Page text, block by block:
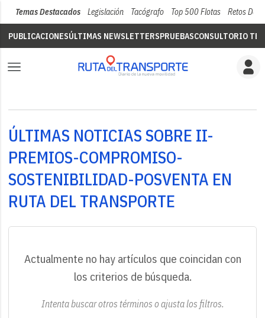
Temas Destacados Legislación Tacógrafo Top 500 Flotas Retos Del
PUBLICACIONESÚLTIMAS NEWSLETTERSPRUEBASCONSULTORIO
ÚLTIMAS NOTICIAS SOBRE II-
PREMIOS-COMPROMISO-
SOSTENIBILIDAD-POSVENTA EN
RUTA DEL TRANSPORTE
Actualmente no hay artículos que coincidan con
los criterios de búsqueda.
Intenta buscar otros términos o ajusta los filtros.